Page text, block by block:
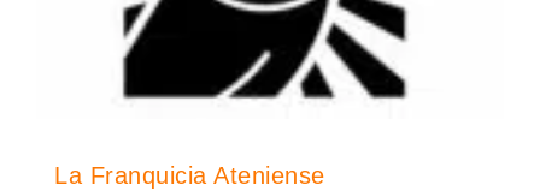
La Franquicia Ateniense